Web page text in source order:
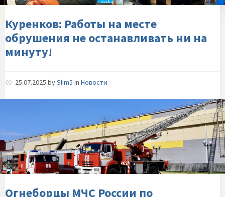
останавливать-
ни-
минуту!
Куренков: Работы на месте
обрушения не останавливать ни на
минуту!
25.07.2025 bySlim5 in Новости
МЧС-
России-
по-
Ставропольскому-
краю-
провели-
пожарно-
Огнеборцы МЧС России по